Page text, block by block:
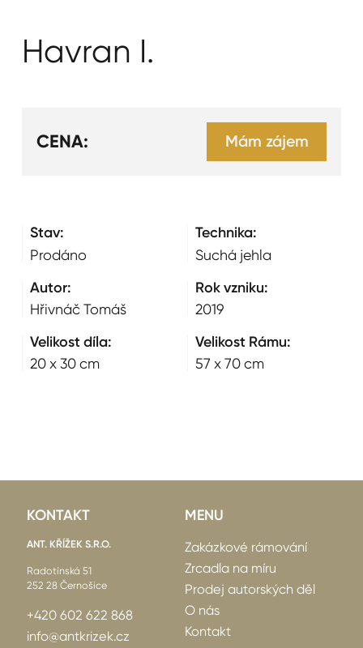
Havran I.
CENA: Mám zájem
Stav:
Prodáno
Technika:
Suchá jehla
Autor:
Hřivnáč Tomáš
Rok vzniku:
2019
Velikost díla:
20 x 30 cm
Velikost Rámu:
57 x 70 cm
KONTAKT
ANT. KŘÍŽEK S.R.O.
Radotínská 51
252 28 Černošice
+420 602 622 868
info@antkrizek.cz
MENU
Zakázkové rámování
Zrcadla na míru
Prodej autorských děl
O nás
Kontakt